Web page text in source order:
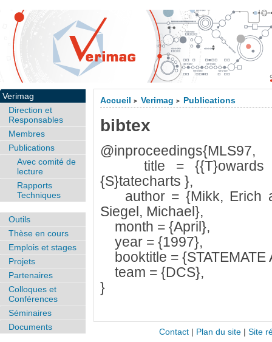
Accueil > Verimag > Publications
bibtex
@inproceedings{MLS97,
title = {{T}owards
{S}tatecharts },
author = {Mikk, Erich
Siegel, Michael},
month = {April},
year = {1997},
booktitle = {STATEMATE
team = {DCS},
}
Verimag
Direction et
Responsables
Membres
Publications
Avec comité de
lecture
Rapports
Techniques
Outils
Thèse en cours
Emplois et stages
Projets
Partenaires
Colloques et
Conférences
Séminaires
Documents
Contact| Plan du site| Site